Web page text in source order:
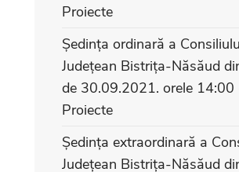
Proiecte
Ședința ordinară a
Județean Bistrița-Năsăud
de 30.09.2021. orele 14:00
Proiecte
Ședința extraordinară a
Județean Bistrița-Năsăud